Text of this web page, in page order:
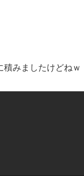
みましたけどねｗ